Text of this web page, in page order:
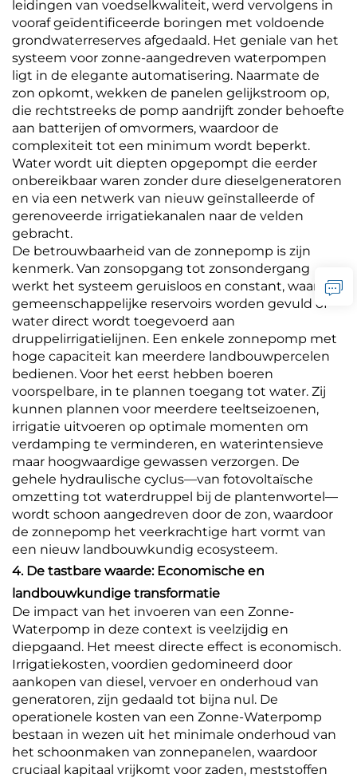
leidingen van voedselkwaliteit, werd vervolgens in
vooraf geïdentificeerde boringen met voldoende
grondwaterreserves afgedaald. Het geniale van het
systeem voor zonne-aangedreven waterpompen
ligt in de elegante automatisering. Naarmate de
zon opkomt, wekken de panelen gelijkstroom op,
die rechtstreeks de pomp aandrijft zonder behoefte
aan batterijen of omvormers, waardoor de
complexiteit tot een minimum wordt beperkt.
Water wordt uit diepten opgepompt die eerder
onbereikbaar waren zonder dure dieselgeneratoren
en via een netwerk van nieuw geïnstalleerde of
gerenoveerde irrigatiekanalen naar de velden
gebracht.
De betrouwbaarheid van de zonnepomp is zijn
kenmerk. Van zonsopgang tot zonsondergang
werkt het systeem geruisloos en constant, waarbij
gemeenschappelijke reservoirs worden gevuld of
water direct wordt toegevoerd aan
druppelirrigatielijnen. Een enkele zonnepomp met
hoge capaciteit kan meerdere landbouwpercelen
bedienen. Voor het eerst hebben boeren
voorspelbare, in te plannen toegang tot water. Zij
kunnen plannen voor meerdere teeltseizoenen,
irrigatie uitvoeren op optimale momenten om
verdamping te verminderen, en waterintensieve
maar hoogwaardige gewassen verzorgen. De
gehele hydraulische cyclus—van fotovoltaïsche
omzetting tot waterdruppel bij de plantenwortel—
wordt schoon aangedreven door de zon, waardoor
de zonnepomp het veerkrachtige hart vormt van
een nieuw landbouwkundig ecosysteem.
4. De tastbare waarde: Economische en
landbouwkundige transformatie
De impact van het invoeren van een Zonne-
Waterpomp in deze context is veelzijdig en
diepgaand. Het meest directe effect is economisch.
Irrigatiekosten, voordien gedomineerd door
aankopen van diesel, vervoer en onderhoud van
generatoren, zijn gedaald tot bijna nul. De
operationele kosten van een Zonne-Waterpomp
bestaan in wezen uit het minimale onderhoud van
het schoonmaken van zonnepanelen, waardoor
cruciaal kapitaal vrijkomt voor zaden, meststoffen